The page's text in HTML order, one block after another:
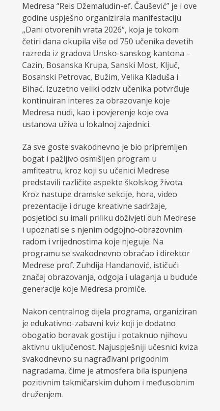
Medresa “Reis Džemaludin-ef. Čaušević” je i ove
godine uspješno organizirala manifestaciju
„Dani otvorenih vrata 2026“, koja je tokom
četiri dana okupila više od 750 učenika devetih
razreda iz gradova Unsko-sanskog kantona –
Cazin, Bosanska Krupa, Sanski Most, Ključ,
Bosanski Petrovac, Bužim, Velika Kladuša i
Bihać. Izuzetno veliki odziv učenika potvrđuje
kontinuiran interes za obrazovanje koje
Medresa nudi, kao i povjerenje koje ova
ustanova uživa u lokalnoj zajednici.
Za sve goste svakodnevno je bio pripremljen
bogat i pažljivo osmišljen program u
amfiteatru, kroz koji su učenici Medrese
predstavili različite aspekte školskog života.
Kroz nastupe dramske sekcije, hora, video
prezentacije i druge kreativne sadržaje,
posjetioci su imali priliku doživjeti duh Medrese
i upoznati se s njenim odgojno-obrazovnim
radom i vrijednostima koje njeguje. Na
programu se svakodnevno obraćao i direktor
Medrese prof. Zuhdija Handanović, ističući
značaj obrazovanja, odgoja i ulaganja u buduće
generacije koje Medresa promiče.
Nakon centralnog dijela programa, organiziran
je edukativno-zabavni kviz koji je dodatno
obogatio boravak gostiju i potaknuo njihovu
aktivnu uključenost. Najuspješniji učesnici kviza
svakodnevno su nagrađivani prigodnim
nagradama, čime je atmosfera bila ispunjena
pozitivnim takmičarskim duhom i međusobnim
druženjem.